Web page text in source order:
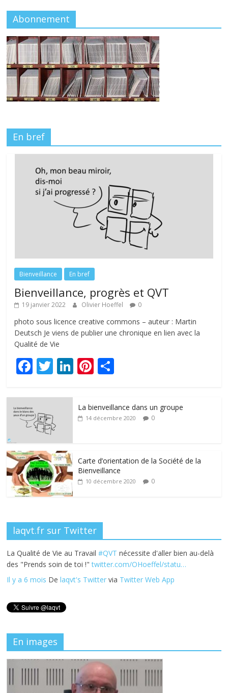
Abonnement
En bref
Bienveillance En bref
Bienveillance, progrès et QVT
19 janvier 2022 Olivier Hoeffel 0
photo sous licence creative commons – auteur : Martin
Deutsch Je viens de publier une chronique en lien avec la
Qualité de Vie
F
e
b
o
o
k
T
itt
er
Li
e
Pi
e g
La bienveillance dans un groupe
14 décembre 2020 0
Carte d’orientation de la Société de la
Bienveillance
10 décembre 2020 0
laqvt.fr sur Twitter
La Qualité de Vie au Travail#QVT nécessite d'aller bien au-delà
des "Prends soin de toi !"twitter.com/OHoeffel/statu…
Il y a 6 mois Delaqvt's Twitter via Twitter Web App
En images